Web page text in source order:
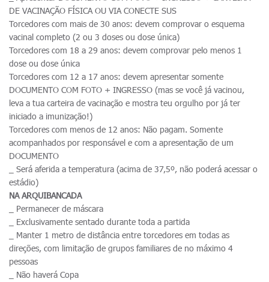
DE VACINAÇÃO FÍSICA OU VIA CONECTE SUS
Torcedores com mais de 30 anos: devem comprovar o esquema
vacinal completo (2 ou 3 doses ou dose única)
Torcedores com 18 a 29 anos: devem comprovar pelo menos 1
dose ou dose única
Torcedores com 12 a 17 anos: devem apresentar somente
DOCUMENTO COM FOTO + INGRESSO (mas se você já vacinou,
leva a tua carteira de vacinação e mostra teu orgulho por já ter
iniciado a imunização!)
Torcedores com menos de 12 anos: Não pagam. Somente
acompanhados por responsável e com a apresentação de um
DOCUMENTO
_ Será aferida a temperatura (acima de 37,5º, não poderá acessar o
estádio)
NA ARQUIBANCADA
_ Permanecer de máscara
_ Exclusivamente sentado durante toda a partida
_ Manter 1 metro de distância entre torcedores em todas as
direções, com limitação de grupos familiares de no máximo 4
pessoas
_ Não haverá Copa